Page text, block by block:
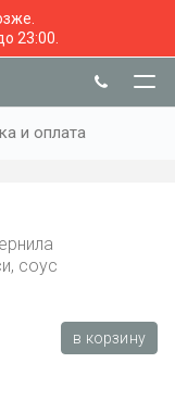
23:00.
и оплата
соус
в корзину